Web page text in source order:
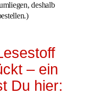
deshalb
– ein
Du hier: